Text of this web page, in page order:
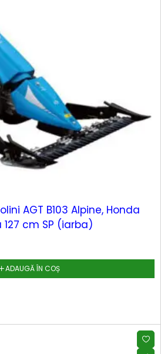
AGT B103 Alpine, Honda
127 cm SP (iarba)
ADAUGĂ ÎN COȘ